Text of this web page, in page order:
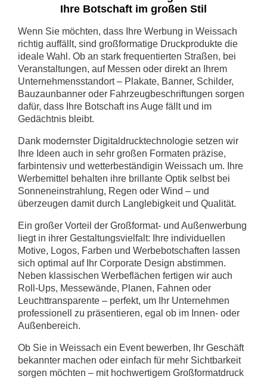
Ihre Botschaft im großen Stil
Wenn Sie möchten, dass Ihre Werbung in Weissach
richtig auffällt, sind großformatige Druckprodukte die
ideale Wahl. Ob an stark frequentierten Straßen, bei
Veranstaltungen, auf Messen oder direkt an Ihrem
Unternehmensstandort – Plakate, Banner, Schilder,
Bauzaunbanner oder Fahrzeugbeschriftungen sorgen
dafür, dass Ihre Botschaft ins Auge fällt und im
Gedächtnis bleibt.
Dank modernster Digitaldrucktechnologie setzen wir
Ihre Ideen auch in sehr großen Formaten präzise,
farbintensiv und wetterbeständigin Weissach um. Ihre
Werbemittel behalten ihre brillante Optik selbst bei
Sonneneinstrahlung, Regen oder Wind – und
überzeugen damit durch Langlebigkeit und Qualität.
Ein großer Vorteil der Großformat- und Außenwerbung
liegt in ihrer Gestaltungsvielfalt: Ihre individuellen
Motive, Logos, Farben und Werbebotschaften lassen
sich optimal auf Ihr Corporate Design abstimmen.
Neben klassischen Werbeflächen fertigen wir auch
Roll-Ups, Messewände, Planen, Fahnen oder
Leuchttransparente – perfekt, um Ihr Unternehmen
professionell zu präsentieren, egal ob im Innen- oder
Außenbereich.
Ob Sie in Weissach ein Event bewerben, Ihr Geschäft
bekannter machen oder einfach für mehr Sichtbarkeit
sorgen möchten – mit hochwertigem Großformatdruck